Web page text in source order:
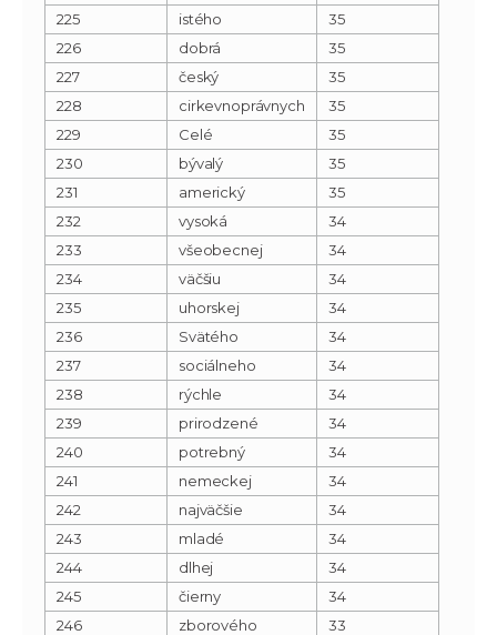
225
istého
35
226
dobrá
35
227
český
35
228
cirkevnoprávnych
35
229
Celé
35
230
bývalý
35
231
americký
35
232
vysoká
34
233
všeobecnej
34
234
väčšiu
34
235
uhorskej
34
236
Svätého
34
237
sociálneho
34
238
rýchle
34
239
prirodzené
34
240
potrebný
34
241
nemeckej
34
242
najväčšie
34
243
mladé
34
244
dlhej
34
245
čierny
34
246
zborového
33